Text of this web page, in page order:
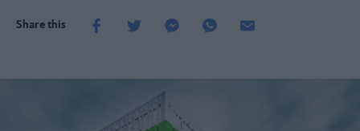
Share this